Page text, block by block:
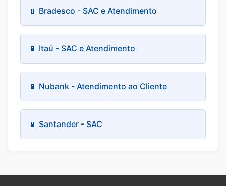
📱 Bradesco - SAC e Atendimento
📱 Itaú - SAC e Atendimento
📱 Nubank - Atendimento ao Cliente
📱 Santander - SAC